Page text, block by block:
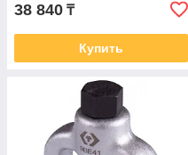
38 840 ₸
Купить